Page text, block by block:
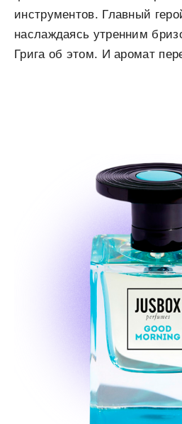
инструментов. Главный
наслаждаясь утренним
Грига об этом. И аромат